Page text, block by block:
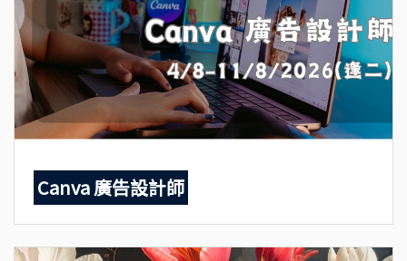
Canva 廣告設計師